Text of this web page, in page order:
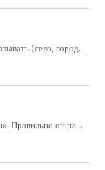
(село, город...
Правильно он на...